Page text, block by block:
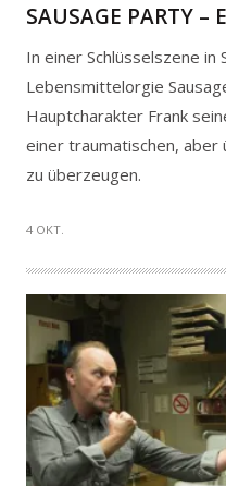
SAUSAGE PARTY –
In einer Schlüsselszene
Lebensmittelorgie
Hauptcharakter Frank
einer traumatischen,
zu überzeugen.
4 OKT.